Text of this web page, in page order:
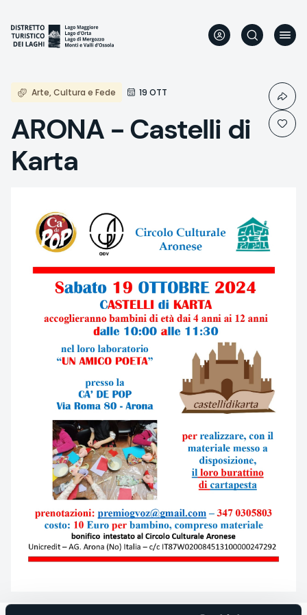
Inhalt
Arte, Cultura e Fede 19 OTT
ARONA - Castelli di
Karta